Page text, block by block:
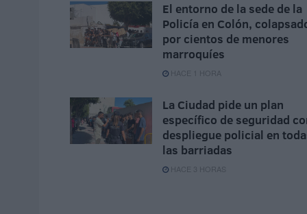
El entorno de la sede de la
Policía en Colón,
por cientos de menores
marroquíes
HACE 1 HORA
La Ciudad pide un plan
específico de seguridad
despliegue policial en
las barriadas
HACE 3 HORAS